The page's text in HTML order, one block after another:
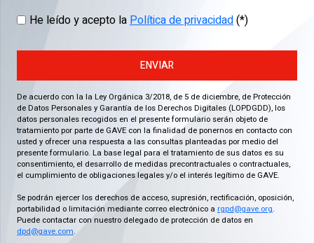
He leído y acepto laPolítica de privacidad(*)
ENVIAR
De acuerdo con la la Ley Orgánica 3/2018, de 5 de diciembre, de Protección
de Datos Personales y Garantía de los Derechos Digitales (LOPDGDD), los
datos personales recogidos en el presente formulario serán objeto de
tratamiento por parte de GAVE con la finalidad de ponernos en contacto con
usted y ofrecer una respuesta a las consultas planteadas por medio del
presente formulario. La base legal para el tratamiento de sus datos es su
consentimiento, el desarrollo de medidas precontractuales o contractuales,
el cumplimiento de obligaciones legales y/o el interés legítimo de GAVE.
Se podrán ejercer los derechos de acceso, supresión, rectificación, oposición,
portabilidad o limitación mediante correo electrónico a rgpd@gave.org.
Puede contactar con nuestro delegado de protección de datos en
dpd@gave.com.